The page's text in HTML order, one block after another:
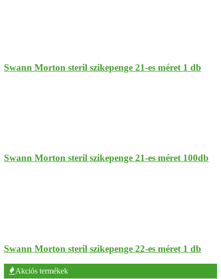
Swann Morton steril szikepenge 21-es méret 1 db
Swann Morton steril szikepenge 21-es méret 100db
Swann Morton steril szikepenge 22-es méret 1 db
Akciós termékek